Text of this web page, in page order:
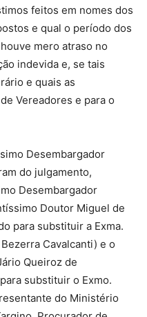
feitos em nomes dos
e qual o período dos
mero atraso no
indevida e, se tais
e quais as
Vereadores e para o
Desembargador
do julgamento,
Desembargador
Doutor Miguel de
para substituir a Exma.
Cavalcanti) e o
Queiroz de
substituir o Exmo.
do Ministério